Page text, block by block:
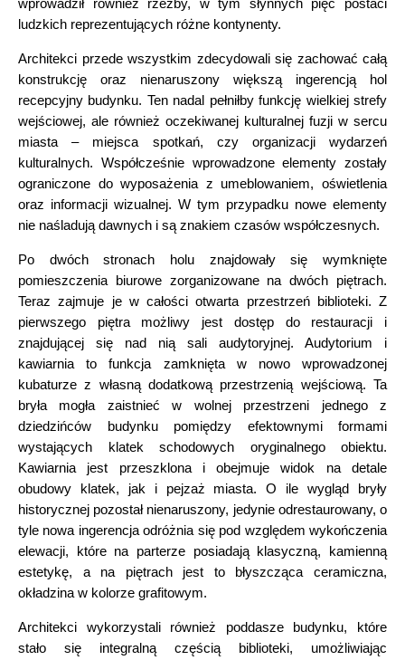
wprowadził również rzeźby, w tym słynnych pięć postaci
ludzkich reprezentujących różne kontynenty.
Architekci przede wszystkim zdecydowali się zachować całą
konstrukcję oraz nienaruszony większą ingerencją hol
recepcyjny budynku. Ten nadal pełniłby funkcję wielkiej strefy
wejściowej, ale również oczekiwanej kulturalnej fuzji w sercu
miasta – miejsca spotkań, czy organizacji wydarzeń
kulturalnych. Współcześnie wprowadzone elementy zostały
ograniczone do wyposażenia z umeblowaniem, oświetlenia
oraz informacji wizualnej. W tym przypadku nowe elementy
nie naśladują dawnych i są znakiem czasów współczesnych.
Po dwóch stronach holu znajdowały się wymknięte
pomieszczenia biurowe zorganizowane na dwóch piętrach.
Teraz zajmuje je w całości otwarta przestrzeń biblioteki. Z
pierwszego piętra możliwy jest dostęp do restauracji i
znajdującej się nad nią sali audytoryjnej. Audytorium i
kawiarnia to funkcja zamknięta w nowo wprowadzonej
kubaturze z własną dodatkową przestrzenią wejściową. Ta
bryła mogła zaistnieć w wolnej przestrzeni jednego z
dziedzińców budynku pomiędzy efektownymi formami
wystających klatek schodowych oryginalnego obiektu.
Kawiarnia jest przeszklona i obejmuje widok na detale
obudowy klatek, jak i pejzaż miasta. O ile wygląd bryły
historycznej pozostał nienaruszony, jedynie odrestaurowany, o
tyle nowa ingerencja odróżnia się pod względem wykończenia
elewacji, które na parterze posiadają klasyczną, kamienną
estetykę, a na piętrach jest to błyszcząca ceramiczna,
okładzina w kolorze grafitowym.
Architekci wykorzystali również poddasze budynku, które
stało się integralną częścią biblioteki, umożliwiając